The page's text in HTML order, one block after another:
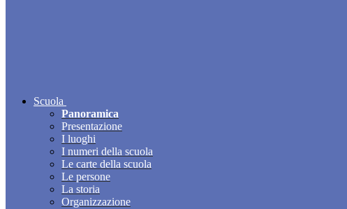
Scuola
Panoramica
Presentazione
I luoghi
I numeri della scuola
Le carte della scuola
Le persone
La storia
Organizzazione